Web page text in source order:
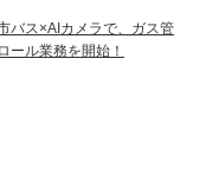
バス×AIカメラで、ガス管
ール業務を開始！